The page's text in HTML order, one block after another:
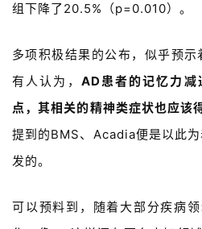
组下降了20.5%
（p=0.010） 。
多项积极结果 的公布， 似乎预示
有 人认为 ， AD患者的记忆力 减
点 ，其相关的精神类症状也应该
提到 的BMS、 Acadia便是以此为
发的。
可以预料到 ， 随着 大部分疾病